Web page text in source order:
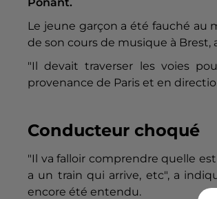
Le jeune garçon a été fauché au
de son cours de musique à
"Il devait traverser les voies
provenance de Paris et en
Conducteur choqué
"Il va falloir comprendre quelle
a un train qui arrive, etc", a
encore été entendu.